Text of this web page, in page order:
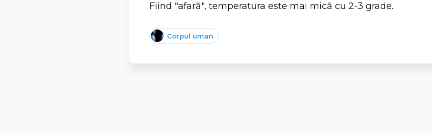
Fiind "afară", temperatura este mai mică cu 2-3 grade.
Corpul uman